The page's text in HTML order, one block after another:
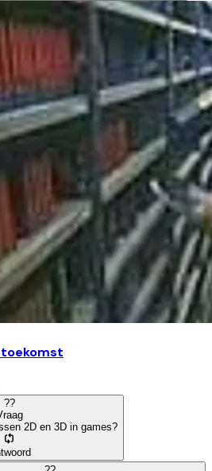
toekomst
??
2D en 3D in games?